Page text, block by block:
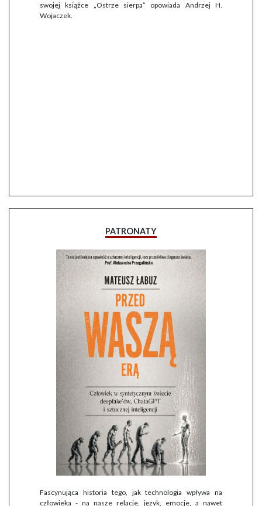
swojej książce „Ostrze sierpa” opowiada Andrzej H.
Wojaczek.
PATRONATY
Fascynująca historia tego, jak technologia wpływa na
człowieka - na nasze relacje, język, emocje, a nawet